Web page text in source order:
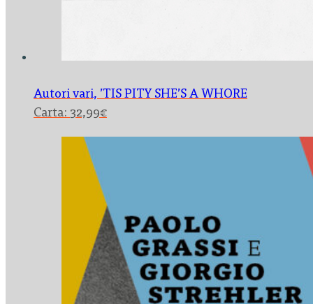
Autori vari, ’TIS PITY SHE’S A WHORE
Carta: 32,99€